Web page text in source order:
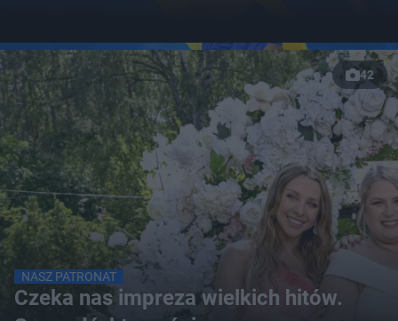
42
NASZ PATRONAT
Czeka nas impreza wielkich hitów.